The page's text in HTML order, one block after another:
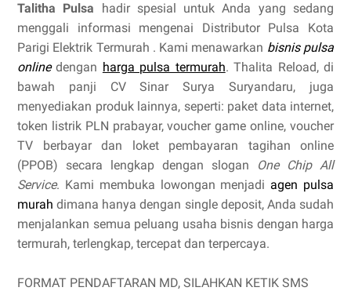
Talitha Pulsa hadir spesial untuk Anda yang sedang
menggali informasi mengenai Distributor Pulsa Kota
Parigi Elektrik Termurah . Kami menawarkan bisnis pulsa
onlinedengan harga pulsa termurah. Thalita Reload, di
bawah panji CV Sinar Surya Suryandaru, juga
menyediakan produk lainnya, seperti: paket data internet,
token listrik PLN prabayar, voucher game online, voucher
TV berbayar dan loket pembayaran tagihan online
(PPOB) secara lengkap dengan slogan
One Chip All
Service. Kami membuka lowongan menjadi agen pulsa
murah dimana hanya dengan single deposit, Anda sudah
menjalankan semua peluang usaha bisnis dengan harga
termurah, terlengkap, tercepat dan terpercaya.
FORMAT PENDAFTARAN MD, SILAHKAN KETIK SMS